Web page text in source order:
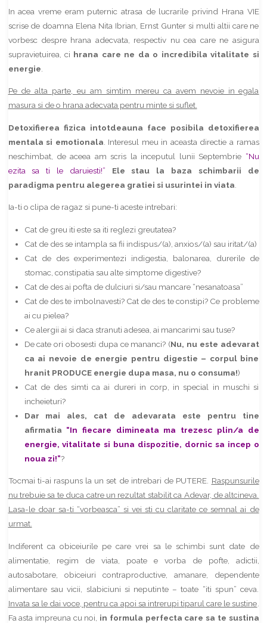
In acea vreme eram puternic atrasa de lucrarile privind Hrana VIE
scrise de doamna Elena Nita Ibrian, Ernst Gunter si multi altii care ne
vorbesc despre hrana adecvata, respectiv nu cea care ne asigura
supravietuirea, ci hrana care ne da o incredibila vitalitate si
energie
Pe de alta parte, eu am simtim mereu ca avem nevoie in egala
masura si de o hrana adecvata pentru minte si suflet.
Detoxifierea fizica intotdeauna face posibila detoxifierea
mentala si emotionala . Interesul meu in aceasta directie a ramas
neschimbat, de aceea am scris la inceputul lunii Septembrie “Nu
ezita sa ti le daruiesti!”
Ele stau la baza schimbarii de
paradigma pentru alegerea gratiei si usurintei in viata
Ia-ti o clipa de ragaz si pune-ti aceste intrebari:
Cat de greu iti este sa iti reglezi greutatea?
Cat de des se intampla sa fii indispus/(a), anxios/(a) sau iritat/(a)
Cat de des experimentezi indigestia, balonarea, durerile de
stomac, constipatia sau alte simptome digestive?
Cat de des ai pofta de dulciuri si/sau mancare “nesanatoasa”
Cat de des te imbolnavesti? Cat de des te constipi? Ce probleme
ai cu pielea?
Ce alergii ai si daca stranuti adesea, ai mancarimi sau tuse?
De cate ori obosesti dupa ce mananci? (Nu, nu este adevarat
ca ai nevoie de energie pentru digestie – corpul bine
hranit PRODUCE energie dupa masa, nu o consuma!)
Cat de des simti ca ai dureri in corp, in special in muschi si
incheieturi?
Dar mai ales, cat de adevarata este pentru tine
afirmatia “In fiecare dimineata ma trezesc plin/a de
energie, vitalitate si buna dispozitie, dornic sa incep o
noua zi!”?
Tocmai ti-ai raspuns la un set de intrebari de PUTERE. Raspunsurile
nu trebuie sa te duca catre un rezultat stabilit ca Adevar, de altcineva.
Lasa-le doar sa-ti “vorbeasca” si vei sti cu claritate ce semnal ai de
urmat.
Indiferent ca obiceiurile pe care vrei sa le schimbi sunt date de
alimentatie, regim de viata, poate e vorba de pofte, adictii,
autosabotare, obiceiuri contraproductive, amanare, dependente
alimentare sau vicii, slabiciuni si neputinte – toate “iti spun” ceva.
Invata sa le dai voce, pentru ca apoi sa intrerupi tiparul care le sustine
Fa asta impreuna cu noi, in formula perfecta care sa te sustina